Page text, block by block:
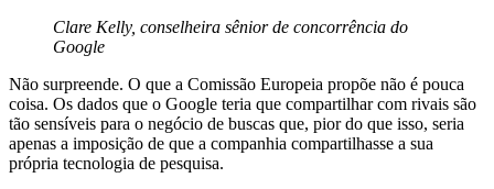
Clare Kelly, conselheira sênior de concorrência do
Google
Não surpreende. O que a Comissão Europeia propõe não é pouca
coisa. Os dados que o Google teria que compartilhar com rivais são
tão sensíveis para o negócio de buscas que, pior do que isso, seria
apenas a imposição de que a companhia compartilhasse a sua
própria tecnologia de pesquisa.